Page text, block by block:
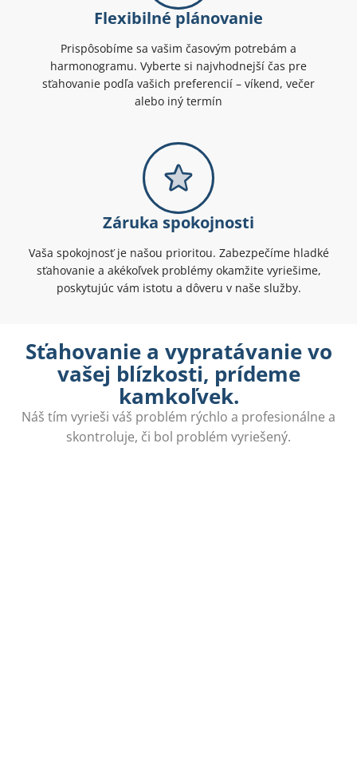
Flexibilné plánovanie
Prispôsobíme sa vašim časovým potrebám a
harmonogramu. Vyberte si najvhodnejší čas pre
sťahovanie podľa vašich preferencií – víkend, večer
alebo iný termín
Záruka spokojnosti
Vaša spokojnosť je našou prioritou. Zabezpečíme hladké
sťahovanie a akékoľvek problémy okamžite vyriešime,
poskytujúc vám istotu a dôveru v naše služby.
Sťahovanie a vypratávanie vo
vašej blízkosti, prídeme
kamkoľvek.
Náš tím vyrieši váš problém rýchlo a profesionálne a
skontroluje, či bol problém vyriešený.